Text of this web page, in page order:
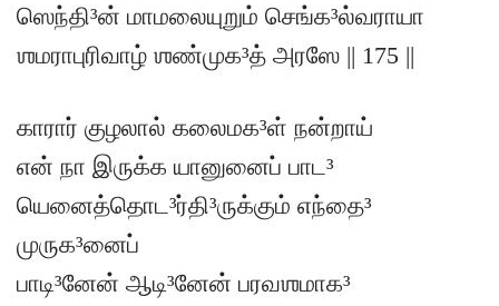
ஸெந்தி³ன் மாமலையுறும் செங்க³ல்வராயா
ஶமராபுரிவாழ் ஶண்முக³த் அரஸே || 175 ||
காரார் குழலால் கலைமக³ள் நன்றாய்
என் நா இருக்க யானுனைப் பாட³
யெனைத்தொட³ர்தி³ருக்கும் எந்தை³
முருக³னைப்
பாடி³னேன் ஆடி³னேன் பரவஶமாக³